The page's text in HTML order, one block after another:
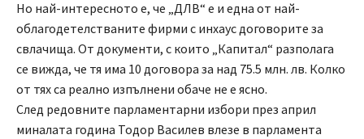
Но най-интересното е, че „ДЛВ“ е и една от най-
облагодетелстваните фирми с инхаус договорите за
свлачища. От документи, с които „Капитал“ разполага
се вижда, че тя има 10 договора за над 75.5 млн. лв. Колко
от тях са реално изпълнени обаче не е ясно.
След редовните парламентарни избори през април
миналата година Тодор Василев влезе в парламента